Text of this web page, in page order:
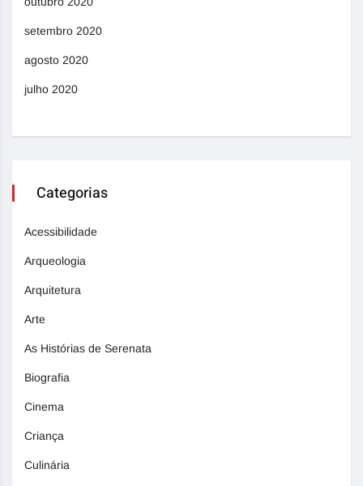
setembro 2020
agosto 2020
julho 2020
Categorias
Acessibilidade
Arqueologia
Arquitetura
Arte
As Histórias de Serenata
Biografia
Cinema
Criança
Culinária